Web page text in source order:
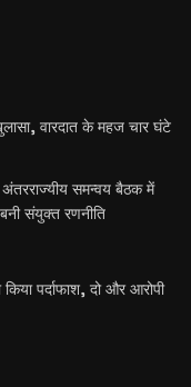
वारदात के महज चार घंटे
समन्वय बैठक में
संयुक्त रणनीति
पर्दाफाश, दो और आरोपी